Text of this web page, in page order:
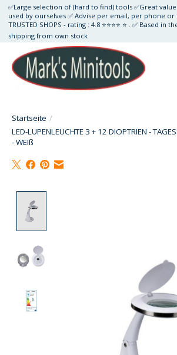
✅Large selection of (hard to find) tools ✅Great
used by ourselves ✅ Advise per email, per phone or
TRUSTED SHOPS - rating : 4.8 ⭐⭐⭐⭐ ⭐ . ✅ Based in
shipping from own stock
Startseite /
LED-LUPENLEUCHTE 3 + 12 DIOPTRIEN -
- WEIß